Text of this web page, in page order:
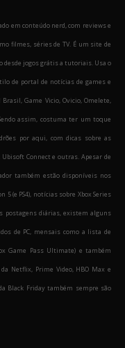
em conteúdo nerd, com reviews e
filmes, séries de TV. É um site de
jogos grátis a tutoriais. Usa o
de portal de notícias de games e
Game Vicio, Ovicio, Omelete,
assim, costuma ter um toque
por aqui, com dicas sobre as
Connect e outras. Apesar de
também estão disponíveis nos
(e PS4), notícias sobre Xbox Series
postagens diárias, existem alguns
de PC, mensais como a lista de
Game Pass Ultimate) e também
Netflix, Prime Video, HBO Max e
Black Friday também sempre são